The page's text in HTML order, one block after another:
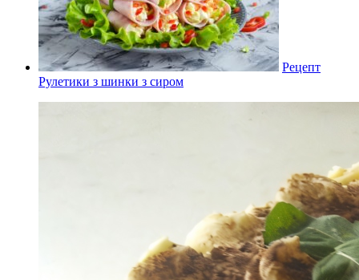
Рецепт
Рулетики з шинки з сиром